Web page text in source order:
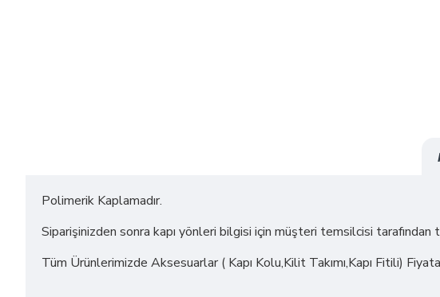
Polimerik Kaplamadır.
Siparişinizden sonra kapı yönleri bilgisi için müşteri temsilcisi tarafından
Tüm Ürünlerimizde Aksesuarlar ( Kapı Kolu,Kilit Takımı,Kapı Fitili)